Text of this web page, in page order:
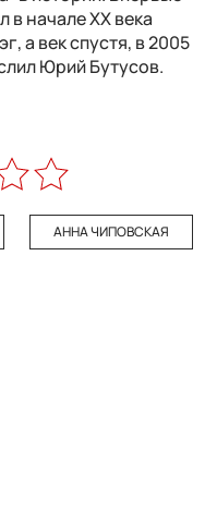
в начале XX века
а век спустя, в 2005
Юрий Бутусов.
АННА ЧИПОВСКАЯ